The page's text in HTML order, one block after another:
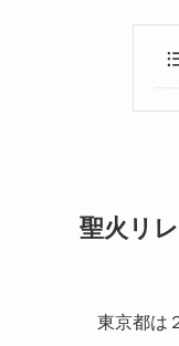
聖火リ
東京都は